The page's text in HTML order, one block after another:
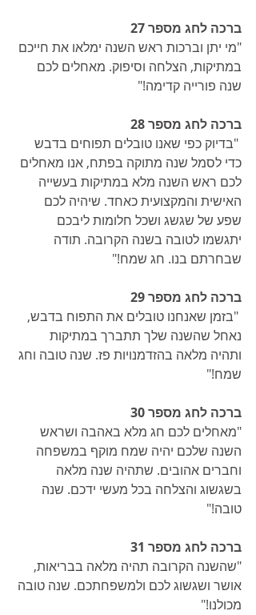
ברכה לחג מספר 27
"מי יתן וברכות ראש השנה ימלאו את חייכם
במתיקות, הצלחה וסיפוק. מאחלים לכם
שנה פורייה קדימה!"
ברכה לחג מספר 28
"בדיוק כפי שאנו טובלים תפוחים בדבש
כדי לסמל שנה מתוקה בפתח, אנו מאחלים
לכם ראש השנה מלא במתיקות בעשייה
האישית והמקצועית כאחד. שיהיה לכם
שפע של שגשג ושכל חלומות ליבכם
יתגשמו לטובה בשנה הקרובה. תודה
שבחרתם בנו. חג שמח!"
ברכה לחג מספר 29
"בזמן שאנחנו טובלים את התפוח בדבש,
נאחל שהשנה שלך תתברך במתיקות
ותהיה מלאה בהזדמנויות פז. שנה טובה וחג
שמח!"
ברכה לחג מספר 30
"מאחלים לכם חג מלא באהבה ושראש
השנה שלכם יהיה שמח מוקף במשפחה
וחברים אהובים. שתהיה שנה מלאה
בשגשוג והצלחה בכל מעשי ידכם. שנה
טובה!"
ברכה לחג מספר 31
"שהשנה הקרובה תהיה מלאה בבריאות,
אושר ושגשוג לכם ולמשפחתכם. שנה טובה
מכולנו!"